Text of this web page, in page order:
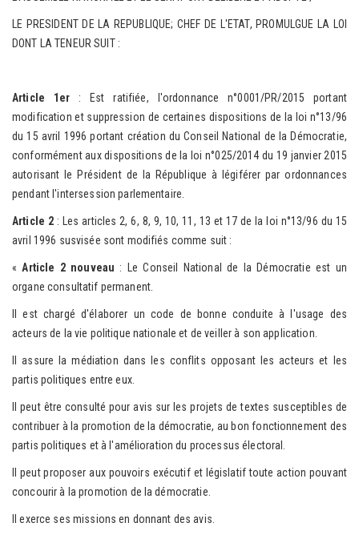
LE PRESIDENT DE LA REPUBLIQUE; CHEF DE L'ETAT, PROMULGUE LA LOI
DONT LA TENEUR SUIT :
Article 1er : Est ratifiée, l'ordonnance n°0001/PR/2015 portant
modification et suppression de certaines dispositions de la loi n°13/96
du 15 avril 1996 portant création du Conseil National de la Démocratie,
conformément aux dispositions de la loi n°025/2014 du 19 janvier 2015
autorisant le Président de la République à légiférer par ordonnances
pendant l'intersession parlementaire.
Article 2 : Les articles 2, 6, 8, 9, 10, 11, 13 et 17 de la loi n°13/96 du 15
avril 1996 susvisée sont modifiés comme suit :
«Article 2 nouveau : Le Conseil National de la Démocratie est un
organe consultatif permanent.
Il est chargé d'élaborer un code de bonne conduite à l'usage des
acteurs de la vie politique nationale et de veiller à son application.
Il assure la médiation dans les conflits opposant les acteurs et les
partis politiques entre eux.
Il peut être consulté pour avis sur les projets de textes susceptibles de
contribuer à la promotion de la démocratie, au bon fonctionnement des
partis politiques et à l'amélioration du processus électoral.
Il peut proposer aux pouvoirs exécutif et législatif toute action pouvant
concourir à la promotion de la démocratie.
Il exerce ses missions en donnant des avis.